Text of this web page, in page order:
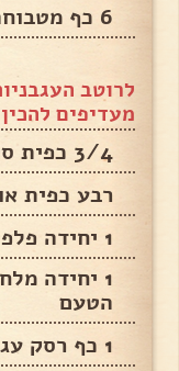
6 כף מטבוחה
לרוטב
מעדיפים
3/4 כפית סוכר
רבע כפית
1 יחידה פלפל חריף - לפי הטעם
1 יחידה
הטעם
1 כף רסק עגבניות